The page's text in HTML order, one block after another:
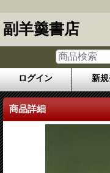
副羊羹書店
ログイン 新
商品詳細